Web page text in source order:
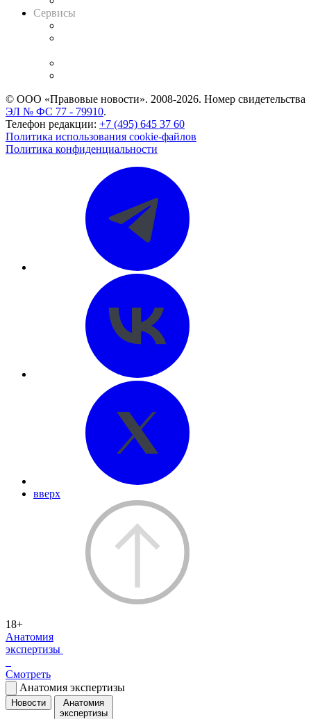
Сервисы
© ООО «Правовые новости». 2008-2026. Номер свидетельства
ЭЛ № ФС 77 - 79910.
Телефон редакции: +7 (495) 645 37 60
Политика использования cookie-файлов
Политика конфиденциальности
вверх
18+
Анатомия
экспертизы
Смотреть
Анатомия экспертизы
Новости
Анатомия
экспертизы